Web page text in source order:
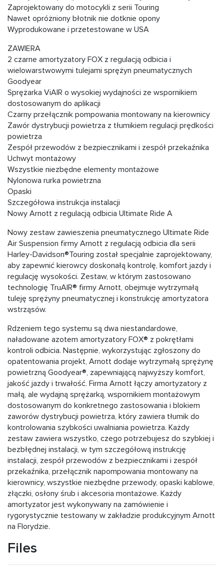
Zaprojektowany do motocykli z serii Touring
Nawet opróżniony błotnik nie dotknie opony
Wyprodukowane i przetestowane w USA
ZAWIERA
2 czarne amortyzatory FOX z regulacją odbicia i
wielowarstwowymi tulejami sprężyn pneumatycznych
Goodyear
Sprężarka ViAIR o wysokiej wydajności ze wspornikiem
dostosowanym do aplikacji
Czarny przełącznik pompowania montowany na kierownicy
Zawór dystrybucji powietrza z tłumikiem regulacji prędkości
powietrza
Zespół przewodów z bezpiecznikami i zespół przekaźnika
Uchwyt montażowy
Wszystkie niezbędne elementy montażowe
Nylonowa rurka powietrzna
Opaski
Szczegółowa instrukcja instalacji
Nowy Arnott z regulacją odbicia Ultimate Ride A
Nowy zestaw zawieszenia pneumatycznego Ultimate Ride
Air Suspension firmy Arnott z regulacją odbicia dla serii
Harley-Davidson®Touring został specjalnie zaprojektowany,
aby zapewnić kierowcy doskonałą kontrolę, komfort jazdy i
regulację wysokości. Zestaw, w którym zastosowano
technologię TruAIR® firmy Arnott, obejmuje wytrzymałą
tuleję sprężyny pneumatycznej i konstrukcję amortyzatora
wstrząsów.
Rdzeniem tego systemu są dwa niestandardowe,
naładowane azotem amortyzatory FOX® z pokrętłami
kontroli odbicia. Następnie, wykorzystując zgłoszony do
opatentowania projekt, Arnott dodaje wytrzymałą sprężynę
powietrzną Goodyear®, zapewniającą najwyższy komfort,
jakość jazdy i trwałość. Firma Arnott łączy amortyzatory z
małą, ale wydajną sprężarką, wspornikiem montażowym
dostosowanym do konkretnego zastosowania i blokiem
zaworów dystrybucji powietrza, który zawiera tłumik do
kontrolowania szybkości uwalniania powietrza. Każdy
zestaw zawiera wszystko, czego potrzebujesz do szybkiej i
bezbłędnej instalacji, w tym szczegółową instrukcję
instalacji, zespół przewodów z bezpiecznikami i zespół
przekaźnika, przełącznik napompowania montowany na
kierownicy, wszystkie niezbędne przewody, opaski kablowe,
złączki, osłony śrub i akcesoria montażowe. Każdy
amortyzator jest wykonywany na zamówienie i
rygorystycznie testowany w zakładzie produkcyjnym Arnott
na Florydzie.
Files